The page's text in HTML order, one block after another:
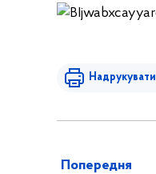
Надрукувати
Попередня